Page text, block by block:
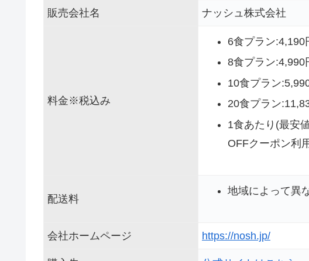
販売会社名 ナッシュ株式会社
料金※税込み
6食プラン:4,190
8食プラン:4,990
10食プラン
20食プラン
1食あたり(最安
OFFクーポン利
配送料
地域によって異
会社ホームページ https://nosh.jp/